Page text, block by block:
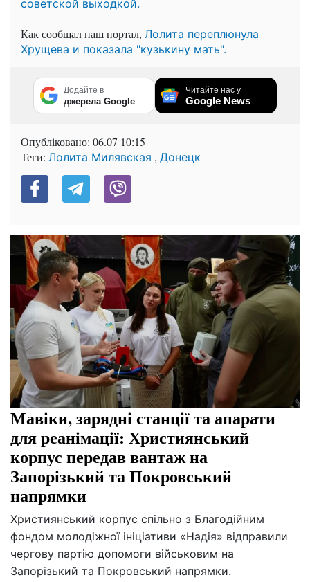
советской выходкой.
Как сообщал наш портал, Лолита переплюнула
Хрущева и показала "кузькину мать".
Додайте в
джерела Google
Читайте нас у
Google News
Опубліковано: 06.07 10:15
Теги: Лолита Милявская , Донецк
Мавіки, зарядні станції та апарати
для реанімації: Християнський
корпус передав вантаж на
Запорізький та Покровський
напрямки
Християнський корпус спільно з Благодійним
фондом молодіжної ініціативи «Надія» відправили
чергову партію допомоги військовим на
Запорізький та Покровський напрямки.